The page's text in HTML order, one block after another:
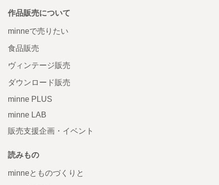
作品販売について
minneで売りたい
食品販売
ヴィンテージ販売
ダウンロード販売
minne PLUS
minne LAB
販売支援企画・イベント
読みもの
minneとものづくりと